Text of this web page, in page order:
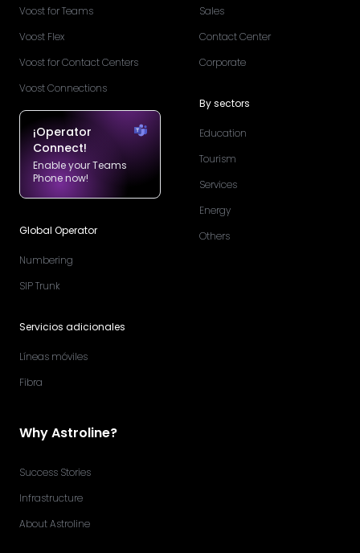
Voost for Teams
Voost Flex
Voost for Contact Centers
Voost Connections
¡Operator
Connect!
Enable your Teams
Phone now!
Global Operator
Numbering
SIP Trunk
Servicios adicionales
Líneas móviles
Fibra
Sales
Contact Center
Corporate
By sectors
Education
Tourism
Services
Energy
Others
Why Astroline?
Success Stories
Infrastructure
About Astroline